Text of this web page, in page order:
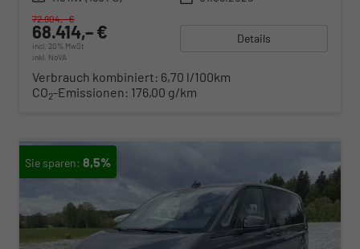
68.414,– €
incl. 20% MwSt.
inkl. NoVA
72.904,– €
Details
Verbrauch kombiniert: 6,70 l/100km
CO2-Emissionen: 176,00 g/km
8,5%